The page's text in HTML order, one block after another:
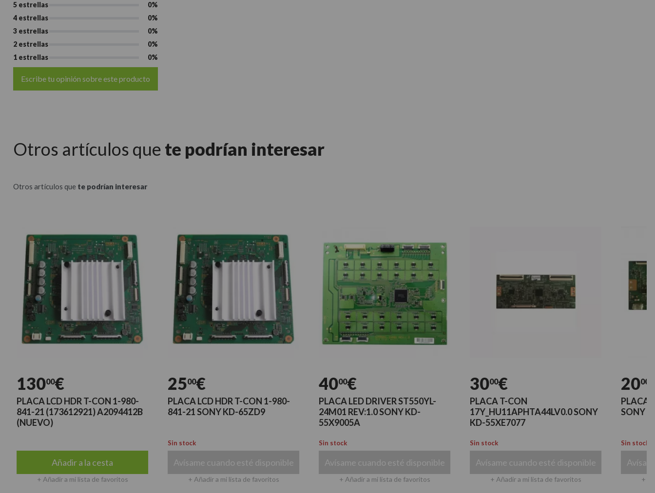
5 estrellas
0%
4 estrellas
0%
3 estrellas
0%
2 estrellas
0%
1 estrellas
0%
Escribe tu opinión sobre este producto
Otros artículos que te podrían interesar
Otros artículos que te podrían interesar
00€
LCD HDR T-CON 1-980-
21 (173612921) A2094412B
Añadir a la cesta
+ Añadir a mi lista de favoritos
00€
PLACA LCD HDR T-CON 1-980-
841-21 SONY KD-65ZD9
Sin stock
Avísame cuando esté disponible
+ Añadir a mi lista de favoritos
00€
PLACA LED DRIVER ST550YL-
24M01 REV:1.0 SONY KD-
55X9005A
Sin stock
Avísame cuando esté disponible
+ Añadir a mi lista de favoritos
00€
PLACA T-CON
17Y_HU11APHTA44LV0.0 SONY
KD-55XE7077
Sin stock
Avísame cuando esté disponible
+ Añadir a mi lista de favoritos
00€
PLACA T-
SONY KD-
Sin stock
Avísame
+ Añadir a